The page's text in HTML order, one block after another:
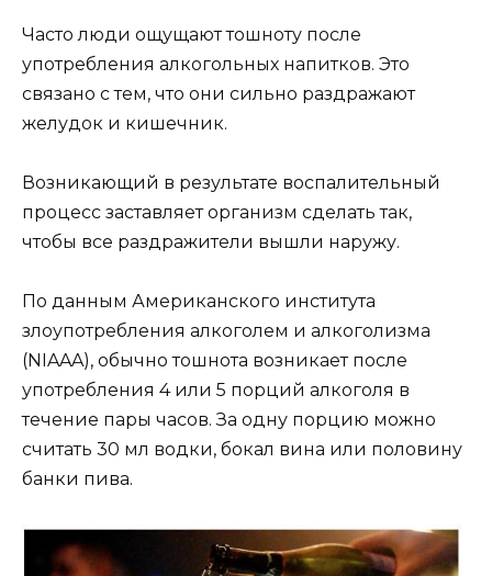
Часто люди ощущают тошноту после
употребления алкогольных напитков. Это
связано с тем, что они сильно раздражают
желудок и кишечник.
Возникающий в результате воспалительный
процесс заставляет организм сделать так,
чтобы все раздражители вышли наружу.
По данным Американского института
злоупотребления алкоголем и алкоголизма
(NIAAA), обычно тошнота возникает после
употребления 4 или 5 порций алкоголя в
течение пары часов. За одну порцию можно
считать 30 мл водки, бокал вина или половину
банки пива.